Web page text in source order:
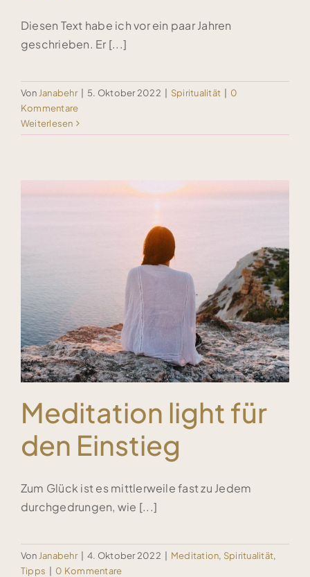
Diesen Text habe ich vor ein paar Jahren
geschrieben. Er [...]
Von Janabehr 5. Oktober 2022 Spiritualität
0
Kommentare
Weiterlesen
Meditation light für
den Einstieg
Zum Glück ist es mittlerweile fast zu Jedem
durchgedrungen, wie [...]
Von Janabehr 4. Oktober 2022 Meditation, Spiritualität,
Tipps
0 Kommentare